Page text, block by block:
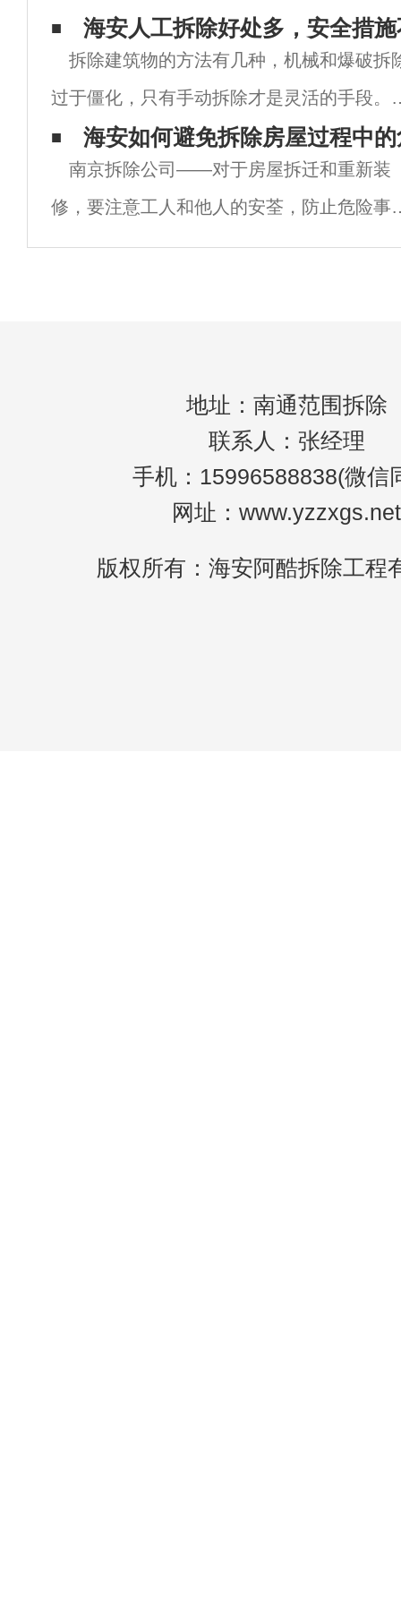
经营理念，并一直致力于提供高品质的服务
术。作为一家拥有多年从事拆除工作经验的
海安人工拆除好处多，安全措
拆除建筑物的方法有几种，机械和爆破拆
过于僵化，只有手动拆除才是灵活的手段。
那些小型废弃建筑中，工人们经常可以看到
他们正在手动拆除建筑物。一般来说，使用
种方法拆除有很多好处，但南京拆除公司也
醒
海安如何避免拆除房屋过程中
南京拆除公司——对于房屋拆迁和重新装
修，要注意工人和他人的安荃，防止危险事
的发生。毕竟，施工现场是一个非常危险的
地址：南通范围拆除
联系人：张经理
手机：15996588838(微信
网址：www.yzzxgs.net
版权所有：海安阿酷拆除工程